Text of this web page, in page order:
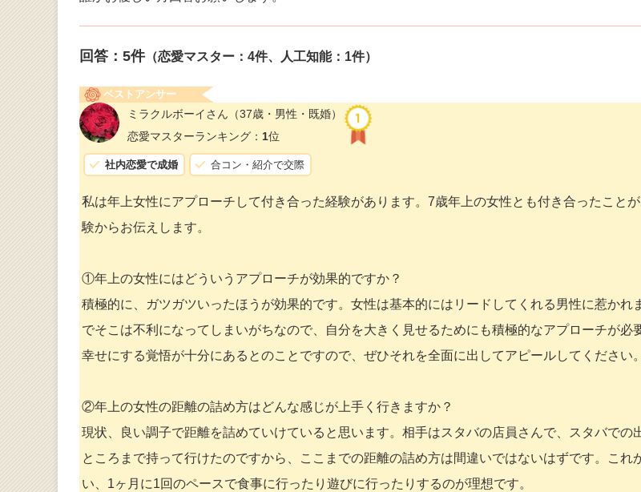
回答： 5件（恋愛マスター：4件、人工知能：1件）
ベストアンサー
ミラクルボーイさん （37歳・男性・既婚）
恋愛マスターランキング： 1位
社内恋愛で成婚 合コン・紹介で交際
私は年上女性にアプローチして付き合った経験があります。7歳年上の女性とも付き合ったこと
験からお伝えします。
①年上の女性にはどういうアプローチが効果的ですか？
積極的に、ガツガツいったほうが効果的です。女性は基本的にはリードしてくれる男性に惹かれ
でそこは不利になってしまいがちなので、自分を大きく見せるためにも積極的なアプローチが必
幸せにする覚悟が十分にあるとのことですので、ぜひそれを全面に出してアピールしてください。
②年上の女性の距離の詰め方はどんな感じが上手く行きますか？
現状、良い調子で距離を詰めていけていると思います。相手はスタバの店員さんで、スタバでの
ところまで持って行けたのですから、ここまでの距離の詰め方は間違いではないはずです。これ
い、1ヶ月に1回のペースで食事に行ったり遊びに行ったりするのが理想です。